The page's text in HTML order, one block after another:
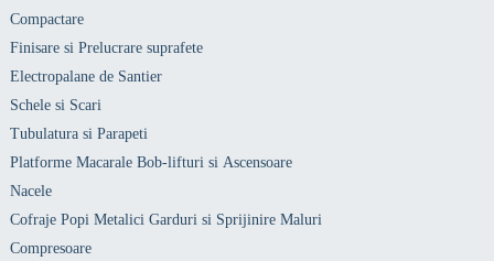
Compactare
Finisare si Prelucrare suprafete
Electropalane de Santier
Schele si Scari
Tubulatura si Parapeti
Platforme Macarale Bob-lifturi si Ascensoare
Nacele
Cofraje Popi Metalici Garduri si Sprijinire Maluri
Compresoare